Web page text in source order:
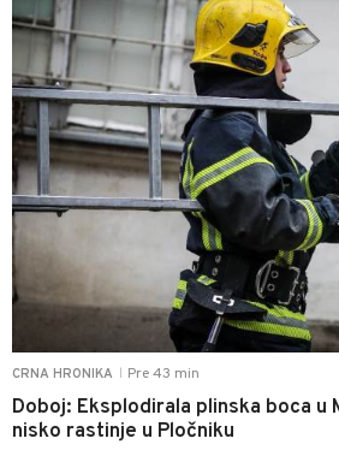
CRNA HRONIKA Pre 43 min
Doboj: Eksplodirala plinska boca u
nisko rastinje u Pločniku